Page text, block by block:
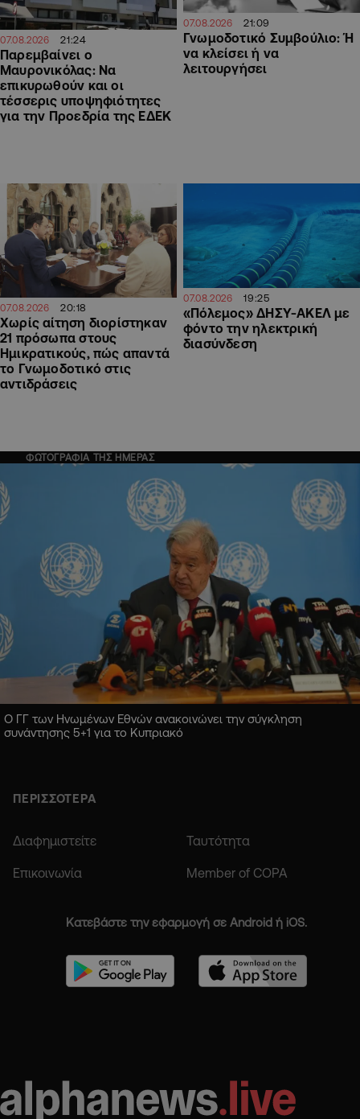
07.08.2026 21:24
Παρεμβαίνει ο
Μαυρονικόλας: Να
επικυρωθούν και οι
τέσσερις υποψηφιότητες
για την Προεδρία της ΕΔΕΚ
07.08.2026 21:09
Γνωμοδοτικό Συμβούλιο: Ή
να κλείσει ή να
λειτουργήσει
07.08.2026 20:18
Χωρίς αίτηση διορίστηκαν
21 πρόσωπα στους
Ημικρατικούς, πώς απαντά
το Γνωμοδοτικό στις
αντιδράσεις
07.08.2026 19:25
«Πόλεμος» ΔΗΣΥ-ΑΚΕΛ με
φόντο την ηλεκτρική
διασύνδεση
ΦΩΤΟΓΡΑΦΙΑ ΤΗΣ ΗΜΕΡΑΣ
Ο ΓΓ των Ηνωμένων Εθνών ανακοινώνει την σύγκληση
συνάντησης 5+1 για το Κυπριακό
ΠΕΡΙΣΣΟΤΕΡΑ
Διαφημιστείτε Ταυτότητα
Επικοινωνία Member of COPA
Κατεβάστε την εφαρμογή σε Android ή iOS.